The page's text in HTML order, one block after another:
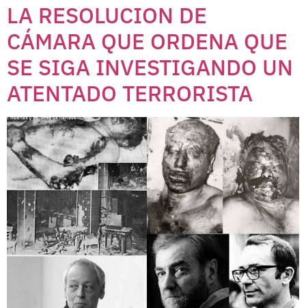
LA RESOLUCION DE
CÁMARA QUE ORDENA QUE
SE SIGA INVESTIGANDO UN
ATENTADO TERRORISTA